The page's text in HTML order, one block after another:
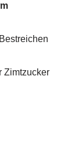
Zimtzucker